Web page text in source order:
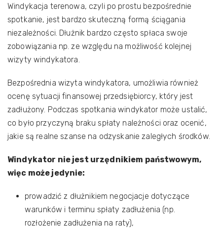
Windykacja terenowa, czyli po prostu bezpośrednie
spotkanie, jest bardzo skuteczną formą ściągania
niezależności. Dłużnik bardzo często spłaca swoje
zobowiązania np. ze względu na możliwość kolejnej
wizyty windykatora.
Bezpośrednia wizyta windykatora, umożliwia również
ocenę sytuacji finansowej przedsiębiorcy, który jest
zadłużony. Podczas spotkania windykator może ustalić,
co było przyczyną braku spłaty należności oraz ocenić,
jakie są realne szanse na odzyskanie zaległych środków.
Windykator nie jest urzędnikiem państwowym,
więc może jedynie:
prowadzić z dłużnikiem negocjacje dotyczące
warunków i terminu spłaty zadłużenia (np.
rozłożenie zadłużenia na raty),